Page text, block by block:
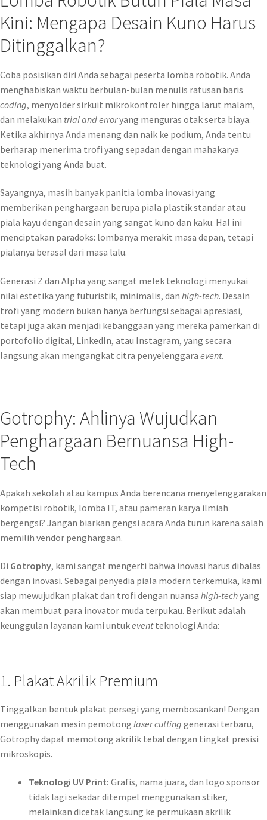
Kini: Mengapa Desain Kuno Harus
Ditinggalkan?
Coba posisikan diri Anda sebagai peserta lomba robotik. Anda
menghabiskan waktu berbulan-bulan menulis ratusan baris
coding, menyolder sirkuit mikrokontroler hingga larut malam,
dan melakukan trial and erroryang menguras otak serta biaya.
Ketika akhirnya Anda menang dan naik ke podium, Anda tentu
berharap menerima trofi yang sepadan dengan mahakarya
teknologi yang Anda buat.
Sayangnya, masih banyak panitia lomba inovasi yang
memberikan penghargaan berupa piala plastik standar atau
piala kayu dengan desain yang sangat kuno dan kaku. Hal ini
menciptakan paradoks: lombanya merakit masa depan, tetapi
pialanya berasal dari masa lalu.
Generasi Z dan Alpha yang sangat melek teknologi menyukai
nilai estetika yang futuristik, minimalis, dan high-tech. Desain
trofi yang modern bukan hanya berfungsi sebagai apresiasi,
tetapi juga akan menjadi kebanggaan yang mereka pamerkan di
portofolio digital, LinkedIn, atau Instagram, yang secara
langsung akan mengangkat citra penyelenggara event.
Gotrophy: Ahlinya Wujudkan
Penghargaan Bernuansa High-
Tech
Apakah sekolah atau kampus Anda berencana menyelenggarakan
kompetisi robotik, lomba IT, atau pameran karya ilmiah
bergengsi? Jangan biarkan gengsi acara Anda turun karena salah
memilih vendor penghargaan.
Di Gotrophy, kami sangat mengerti bahwa inovasi harus dibalas
dengan inovasi. Sebagai penyedia piala modern terkemuka, kami
siap mewujudkan plakat dan trofi dengan nuansa high-techyang
akan membuat para inovator muda terpukau. Berikut adalah
keunggulan layanan kami untukeventteknologi Anda:
1. Plakat Akrilik Premium
Tinggalkan bentuk plakat persegi yang membosankan! Dengan
menggunakan mesin pemotong laser cutting generasi terbaru,
Gotrophy dapat memotong akrilik tebal dengan tingkat presisi
mikroskopis.
Teknologi UV Print: Grafis, nama juara, dan logo sponsor
tidak lagi sekadar ditempel menggunakan stiker,
melainkan dicetak langsung ke permukaan akrilik